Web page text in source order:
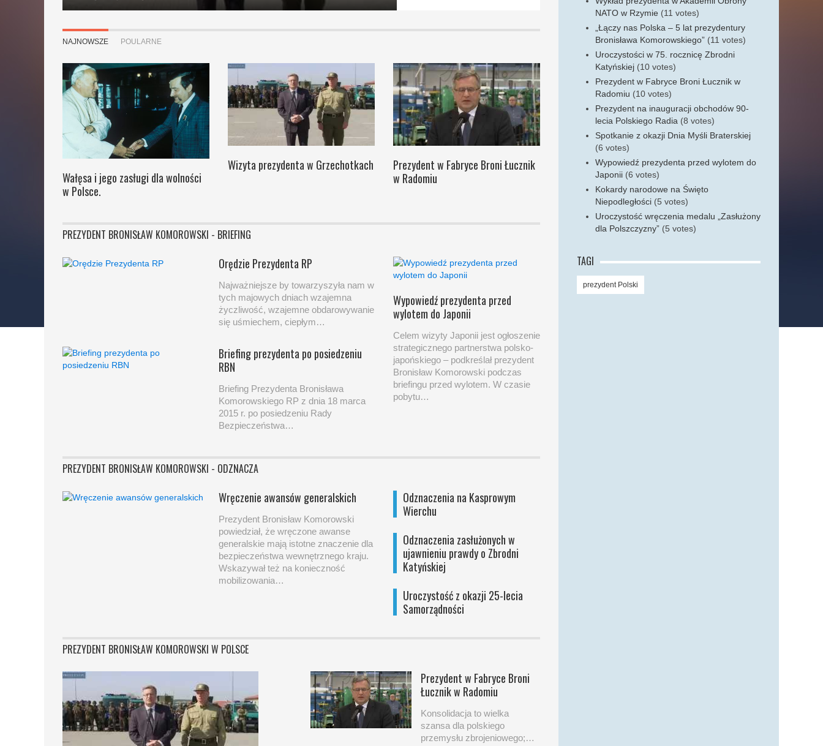
NAJNOWSZE POULARNE
Wałęsa i jego zasługi dla wolności
w Polsce.
Wizyta prezydenta w Grzechotkach
Prezydent w Fabryce Broni Łucznik
w Radomiu
PREZYDENT BRONISŁAW KOMOROWSKI - BRIEFING
Orędzie Prezydenta RP
Najważniejsze by towarzyszyła nam w
tych majowych dniach wzajemna
życzliwość, wzajemne obdarowywanie
się uśmiechem, ciepłym…
Briefing prezydenta po posiedzeniu
RBN
Briefing Prezydenta Bronisława
Komorowskiego RP z dnia 18 marca
2015 r. po posiedzeniu Rady
Bezpieczeństwa…
Wypowiedź prezydenta przed
wylotem do Japonii
Celem wizyty Japonii jest ogłoszenie
strategicznego partnerstwa polsko-
japońskiego – podkreślał prezydent
Bronisław Komorowski podczas
briefingu przed wylotem. W czasie
pobytu…
PREZYDENT BRONISŁAW KOMOROWSKI - ODZNACZA
Wręczenie awansów generalskich
Prezydent Bronisław Komorowski
powiedział, że wręczone awanse
generalskie mają istotne znaczenie dla
bezpieczeństwa wewnętrznego kraju.
Wskazywał też na konieczność
mobilizowania…
Odznaczenia na Kasprowym
Wierchu
Odznaczenia zasłużonych w
ujawnieniu prawdy o Zbrodni
Katyńskiej
Uroczystość z okazji 25-lecia
Samorządności
PREZYDENT BRONISŁAW KOMOROWSKI W POLSCE
Prezydent w Fabryce Broni
Łucznik w Radomiu
Konsolidacja to wielka
szansa dla polskiego
przemysłu zbrojeniowego;…
NATO w Rzymie (11 votes)
„Łączy nas Polska – 5 lat prezydentury
Bronisława Komorowskiego” (11 votes)
Uroczystości w 75. rocznicę Zbrodni
Katyńskiej (10 votes)
Prezydent w Fabryce Broni Łucznik w
Radomiu (10 votes)
Prezydent na inauguracji obchodów 90-
lecia Polskiego Radia (8 votes)
Spotkanie z okazji Dnia Myśli Braterskiej
(6 votes)
Wypowiedź prezydenta przed wylotem do
Japonii (6 votes)
Kokardy narodowe na Święto
Niepodległości (5 votes)
Uroczystość wręczenia medalu „Zasłużony
dla Polszczyzny” (5 votes)
TAGI
prezydent Polski